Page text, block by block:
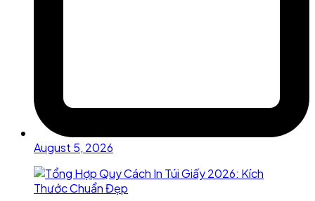
August 5, 2026